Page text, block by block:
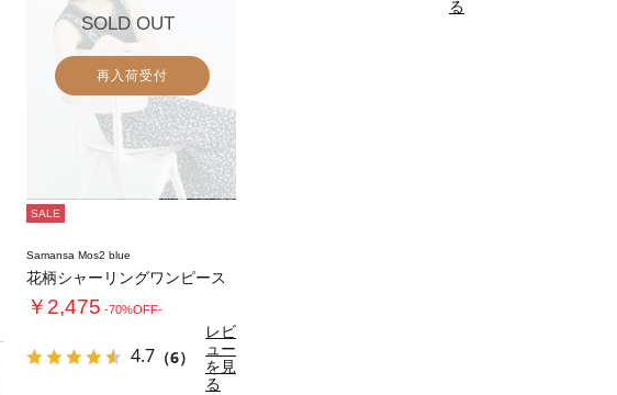
る
SOLD OUT
再入荷受付
SALE
Samansa Mos2 blue
花柄シャーリングワンピース
￥2,475 -70%OFF-
4.7 （6）
レビ
ュー
を見
る